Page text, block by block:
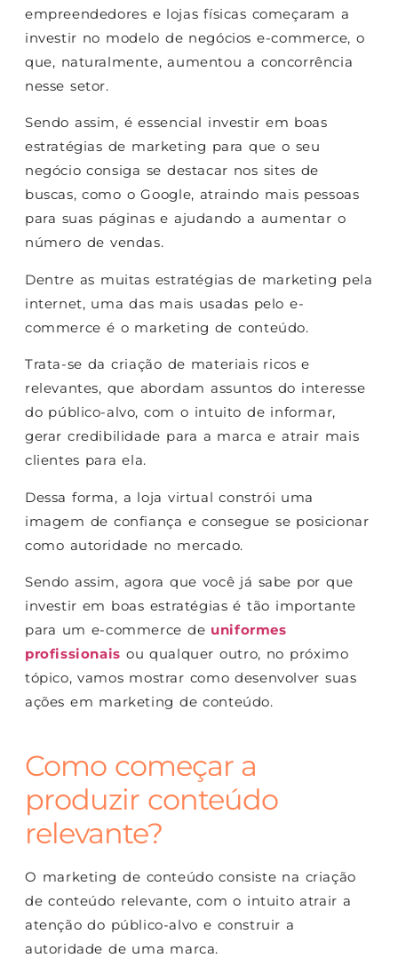
empreendedores e lojas físicas começaram a
investir no modelo de negócios e-commerce, o
que, naturalmente, aumentou a concorrência
nesse setor.
Sendo assim, é essencial investir em boas
estratégias de marketing para que o seu
negócio consiga se destacar nos sites de
buscas, como o Google, atraindo mais pessoas
para suas páginas e ajudando a aumentar o
número de vendas.
Dentre as muitas estratégias de marketing pela
internet, uma das mais usadas pelo e-
commerce é o marketing de conteúdo.
Trata-se da criação de materiais ricos e
relevantes, que abordam assuntos do interesse
do público-alvo, com o intuito de informar,
gerar credibilidade para a marca e atrair mais
clientes para ela.
Dessa forma, a loja virtual constrói uma
imagem de confiança e consegue se posicionar
como autoridade no mercado.
Sendo assim, agora que você já sabe por que
investir em boas estratégias é tão importante
para um e-commerce de uniformes
profissionais ou qualquer outro, no próximo
tópico, vamos mostrar como desenvolver suas
ações em marketing de conteúdo.
Como começar a
produzir conteúdo
relevante?
O marketing de conteúdo consiste na criação
de conteúdo relevante, com o intuito atrair a
atenção do público-alvo e construir a
autoridade de uma marca.